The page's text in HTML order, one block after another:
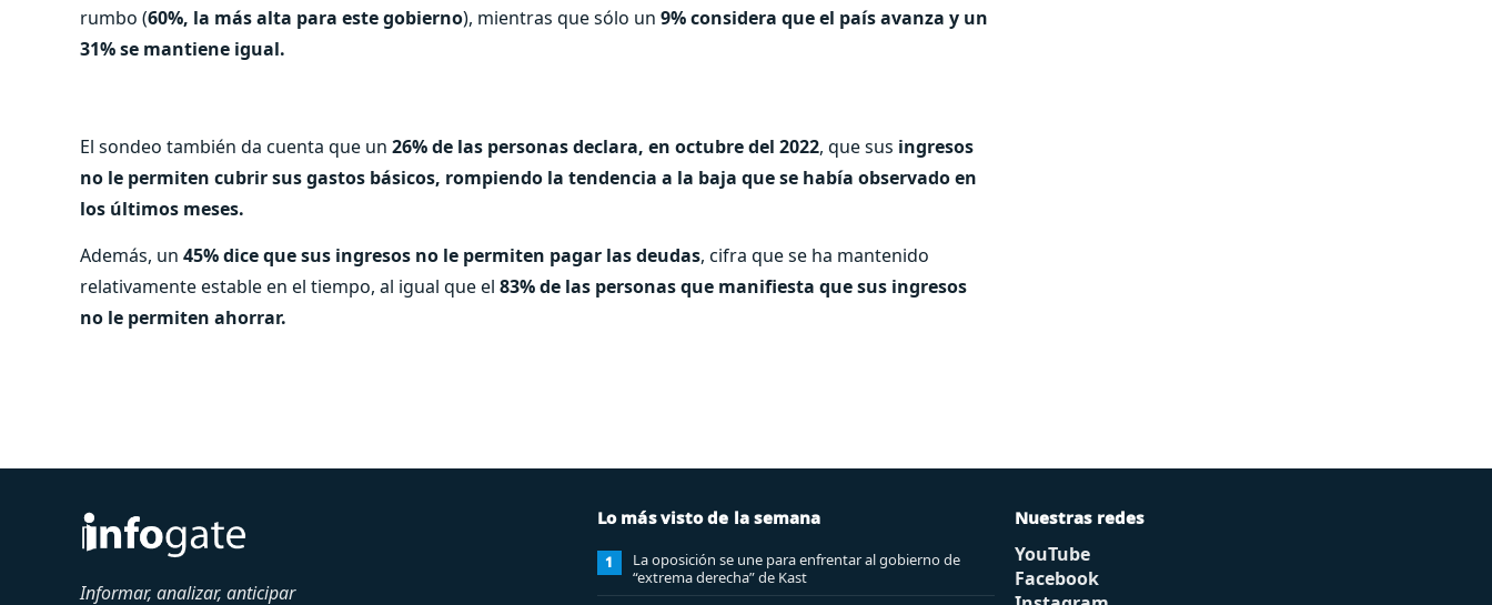
rumbo (60%, la más alta para este gobierno), mientras que sólo un 9% considera que el país avanza y un
31% se mantiene igual.
El sondeo también da cuenta que un 26% de las personas declara, en octubre del 2022, que sus ingresos
no le permiten cubrir sus gastos básicos, rompiendo la tendencia a la baja que se había observado en
los últimos meses.
Además, un 45% dice que sus ingresos no le permiten pagar las deudas, cifra que se ha mantenido
relativamente estable en el tiempo, al igual que el 83% de las personas que manifiesta que sus ingresos
no le permiten ahorrar.
Informar, analizar, anticipar
Lo más visto de la semana
1
La oposición se une para enfrentar al gobierno de
“extrema derecha” de Kast
Nuestras redes
YouTube
Facebook